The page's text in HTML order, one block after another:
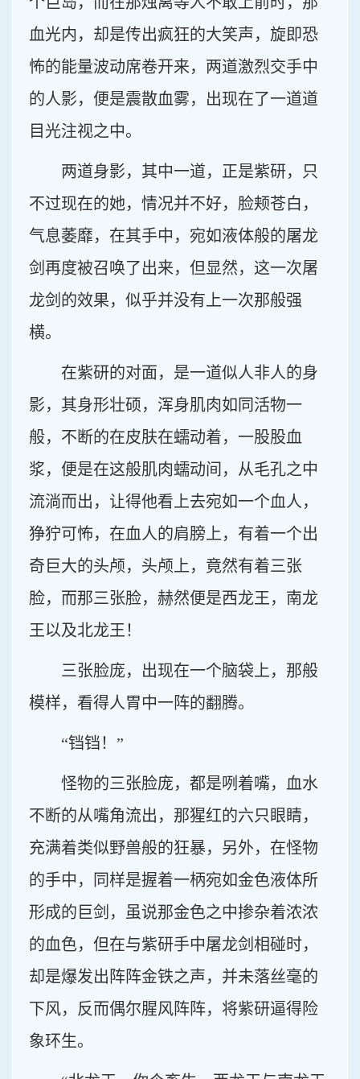
血光内，却是传出疯狂的大笑声，旋即恐
怖的能量波动席卷开来，两道激烈交手中
的人影，便是震散血雾，出现在了一道道
目光注视之中。
两道身影，其中一道，正是紫研，只
不过现在的她，情况并不好，脸颊苍白，
气息萎靡，在其手中，宛如液体般的屠龙
剑再度被召唤了出来，但显然，这一次屠
龙剑的效果，似乎并没有上一次那般强
横。
在紫研的对面，是一道似人非人的身
影，其身形壮硕，浑身肌肉如同活物一
般，不断的在皮肤在蠕动着，一股股血
浆，便是在这般肌肉蠕动间，从毛孔之中
流淌而出，让得他看上去宛如一个血人，
狰狞可怖，在血人的肩膀上，有着一个出
奇巨大的头颅，头颅上，竟然有着三张
脸，而那三张脸，赫然便是西龙王，南龙
王以及北龙王！
三张脸庞，出现在一个脑袋上，那般
模样，看得人胃中一阵的翻腾。
“铛铛！”
怪物的三张脸庞，都是咧着嘴，血水
不断的从嘴角流出，那猩红的六只眼睛，
充满着类似野兽般的狂暴，另外，在怪物
的手中，同样是握着一柄宛如金色液体所
形成的巨剑，虽说那金色之中掺杂着浓浓
的血色，但在与紫研手中屠龙剑相碰时，
却是爆发出阵阵金铁之声，并未落丝毫的
下风，反而偶尔腥风阵阵，将紫研逼得险
象环生。